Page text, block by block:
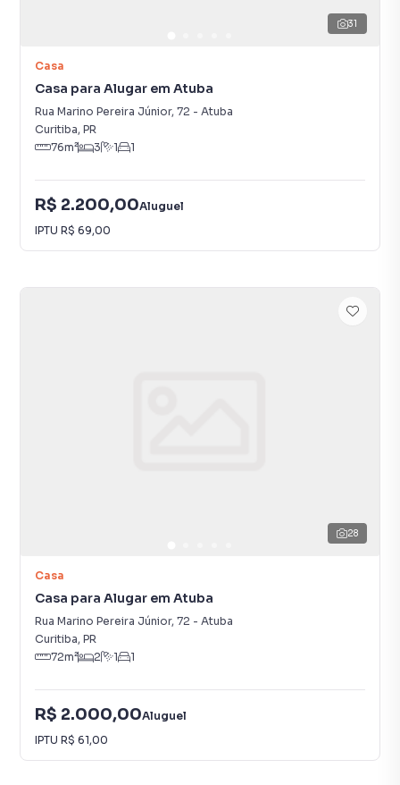
31
Casa
Casa para Alugar em Atuba
Rua Marino Pereira Júnior, 72 - Atuba
Curitiba, PR
76m² 3 1 1
R$ 2.200,00Aluguel
IPTU R$ 69,00
28
Casa
Casa para Alugar em Atuba
Rua Marino Pereira Júnior, 72 - Atuba
Curitiba, PR
72m² 2 1 1
R$ 2.000,00Aluguel
IPTU R$ 61,00